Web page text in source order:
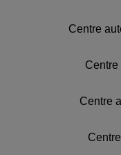
Centre
Centre
Centre